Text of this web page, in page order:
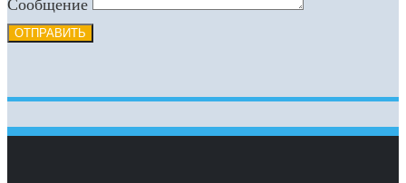
Сообщение
ОТПРАВИТЬ